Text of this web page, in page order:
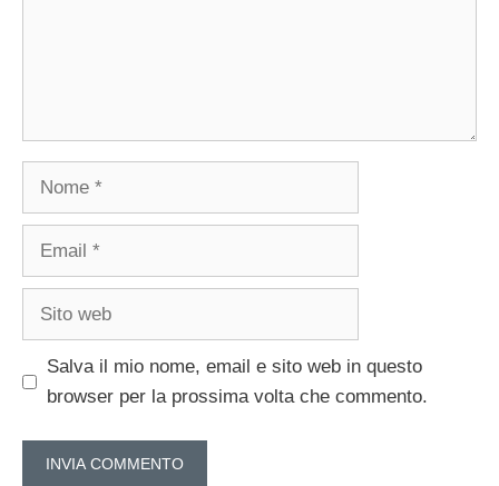
Nome
Email
Sito
Salva il mio nome, email e sito web in questo
browser per la prossima volta che commento.